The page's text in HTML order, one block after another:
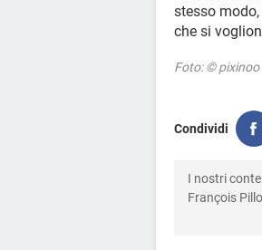
stesso
che si
Foto: © pixinoo
Condividi
I nostri
François